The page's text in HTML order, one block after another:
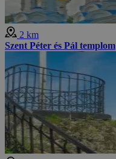
2 km
Szent Péter és Pál templom